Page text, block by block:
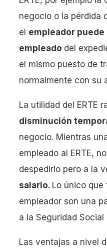
negocio o la pérdida
el empleador puede
empleado del
el mismo puesto de
normalmente con su
La utilidad del ERTE
disminución
negocio. Mientras
empleado al ERTE,
despedirlo pero a la
salario. Lo único que
empleador son una
a la Seguridad Social
Las ventajas a nivel